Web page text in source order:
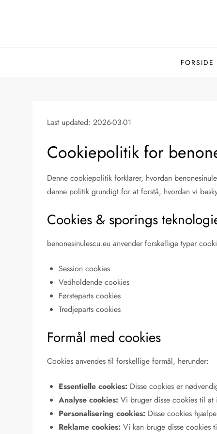
FORSIDE
Last updated: 2026-03-01
Cookiepolitik for
Denne cookiepolitik forklarer, hvordan
denne politik grundigt for at forstå, hvordan vi
Cookies & sporings
benonesinulescu.eu anvender forskellige typer
Session cookies
Vedholdende cookies
Førsteparts cookies
Tredjeparts cookies
Formål med cookies
Cookies anvendes til forskellige formål, herunder:
Essentielle cookies: Disse cookies er
Analyse cookies: Vi bruger disse cookies til at
Personalisering cookies: Disse cookies
Reklame cookies: Vi kan bruge disse cookies